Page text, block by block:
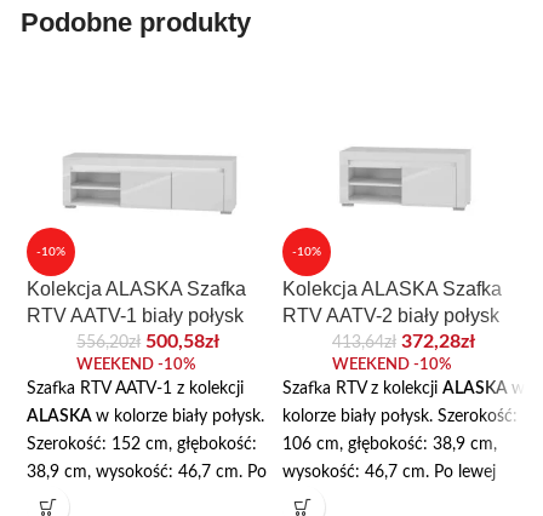
Podobne produkty
-10%
Kolekcja ALASKA Szafka
RTV AATV-1 biały połysk
556,20zł 500,58zł
WEEKEND -10%
Szafka RTV AATV-1 z kolekcji
ALASKA w kolorze biały połysk.
Szerokość: 152 cm, głębokość:
38,9 cm, wysokość: 46,7 cm. Po
lewej stronie otwarta półka na
-10%
Kolekcja ALASKA Szafka
RTV AATV-2 biały połysk
413,64zł 372,28zł
WEEKEND -10%
Szafka RTV z kolekcji ALASKA w
kolorze biały połysk. Szerokość:
106 cm, głębokość: 38,9 cm,
wysokość: 46,7 cm. Po lewej
stronie otwarta półka na sprzęt